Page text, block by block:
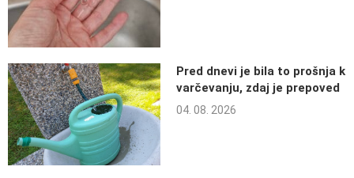
Pred dnevi je bila to prošnja k
varčevanju, zdaj je prepoved
04. 08. 2026